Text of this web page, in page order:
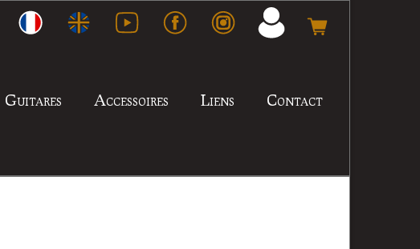
Guitares Accessoires Liens Contact